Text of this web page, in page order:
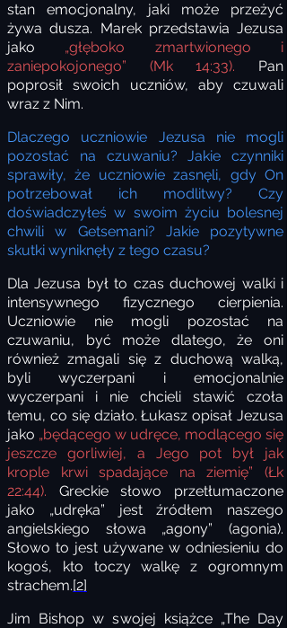
stan emocjonalny, jaki może przeżyć
żywa dusza. Marek przedstawia Jezusa
jako „głęboko zmartwionego i
zaniepokojonego” (Mk 14:33). Pan
poprosił swoich uczniów, aby czuwali
wraz z Nim.
Dlaczego uczniowie Jezusa nie mogli
pozostać na czuwaniu? Jakie czynniki
sprawiły, że uczniowie zasnęli, gdy On
potrzebował ich modlitwy? Czy
doświadczyłeś w swoim życiu bolesnej
chwili w Getsemani? Jakie pozytywne
skutki wyniknęły z tego czasu?
Dla Jezusa był to czas duchowej walki i
intensywnego fizycznego cierpienia.
Uczniowie nie mogli pozostać na
czuwaniu, być może dlatego, że oni
również zmagali się z duchową walką,
byli wyczerpani i emocjonalnie
wyczerpani i nie chcieli stawić czoła
temu, co się działo. Łukasz opisał Jezusa
jako „będącego w udręce, modlącego się
jeszcze gorliwiej, a Jego pot był jak
krople krwi spadające na ziemię” (Łk
22:44). Greckie słowo przetłumaczone
jako „udręka” jest źródłem naszego
angielskiego słowa „agony” (agonia).
Słowo to jest używane w odniesieniu do
kogoś, kto toczy walkę z ogromnym
strachem.[2]
Jim Bishop w swojej książce „The Day